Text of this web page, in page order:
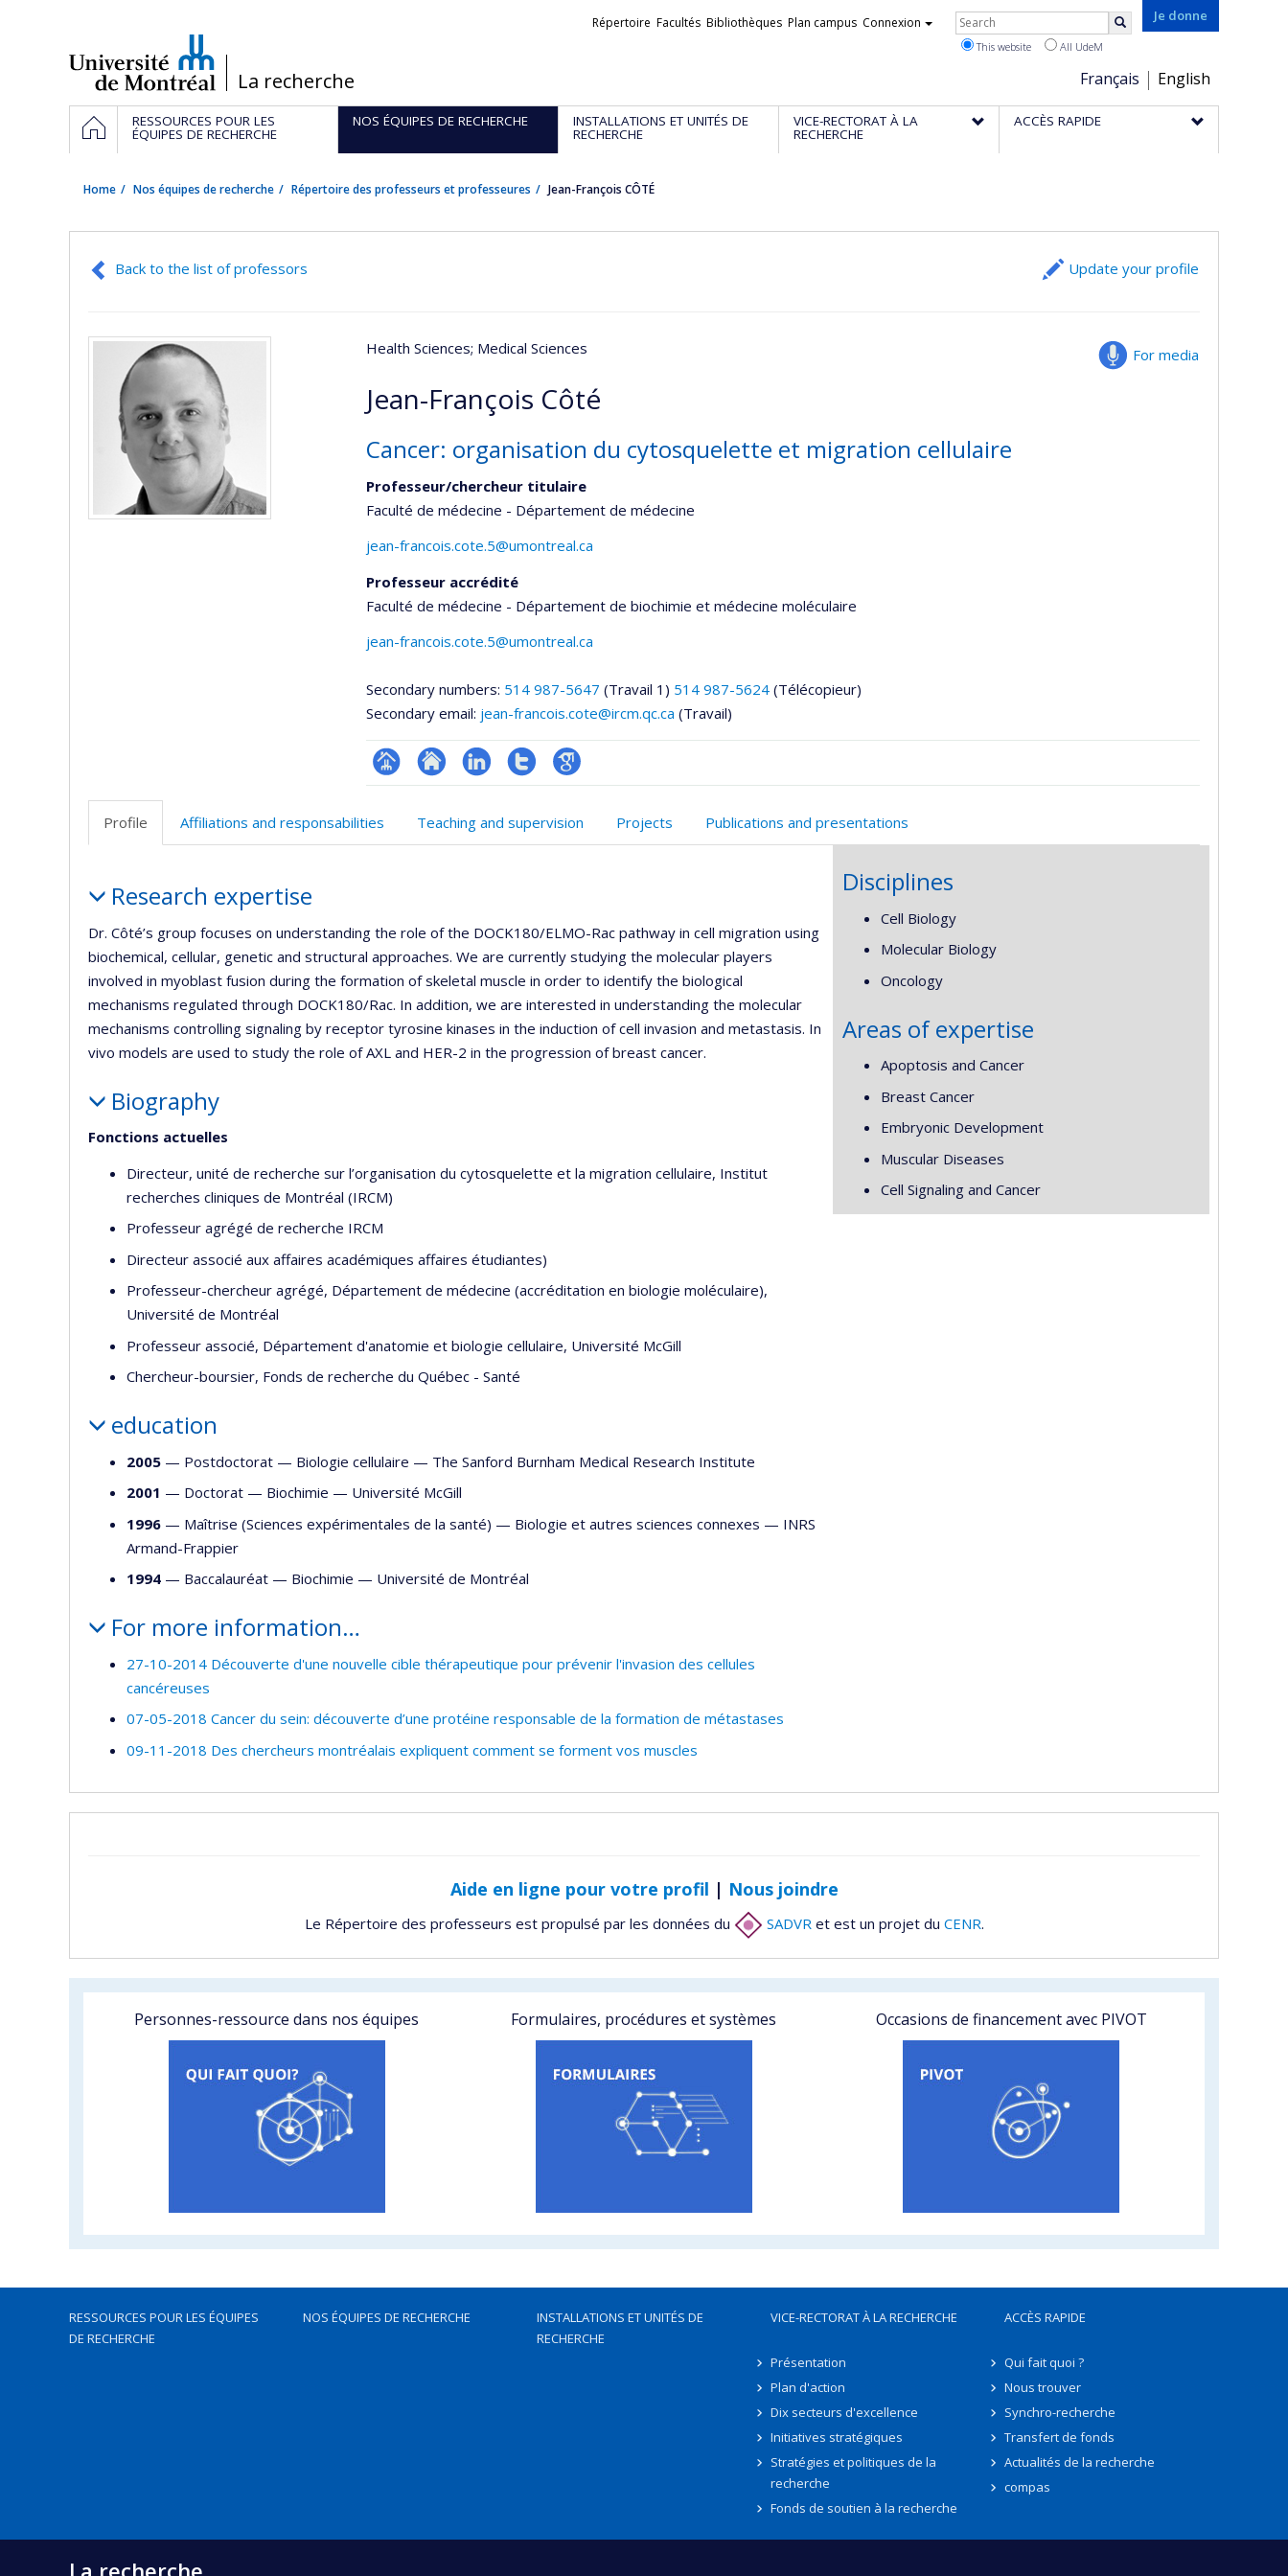
/La recherche
Je donne
Choix
de
la
Français English
Liens
Répertoire Facultés Bibliothèques Plan campus Connexion Rechercher
This website All UdeM
Navigation
principale
HOMERESSOURCES POUR LES
ÉQUIPES DE RECHERCHE
NOS ÉQUIPES DE RECHERCHE INSTALLATIONS ET UNITÉS DE
RECHERCHE
VICE-RECTORAT À LA
RECHERCHE
ACCÈS RAPIDE
Home Nos équipes de recherche Répertoire des professeurs et professeures Jean-François CÔTÉ
Back to the list of professors Update your profile
For media
Health Sciences; Medical Sciences
Jean-François Côté
Cancer: organisation du cytosquelette et migration cellulaire
Professeur/chercheur titulaire
Faculté de médecine - Département de médecine
jean-francois.cote.5@umontreal.ca
Professeur accrédité
Faculté de médecine - Département de biochimie et médecine moléculaire
jean-francois.cote.5@umontreal.ca
Secondary numbers: 514 987-5647 (Travail 1) 514 987-5624 (Télécopieur)
Secondary email: jean-francois.cote@ircm.qc.ca (Travail)
Page
(faculté,département,école)
Site
LinkedInCompteGoogle
Profile Affiliations and responsabilities Teaching and supervision Projects Publications and presentations
Research expertise
Dr. Côté’s group focuses on understanding the role of the DOCK180/ELMO-Rac pathway in cell migration using
biochemical, cellular, genetic and structural approaches. We are currently studying the molecular players
involved in myoblast fusion during the formation of skeletal muscle in order to identify the biological
mechanisms regulated through DOCK180/Rac. In addition, we are interested in understanding the molecular
mechanisms controlling signaling by receptor tyrosine kinases in the induction of cell invasion and metastasis. In
vivo models are used to study the role of AXL and HER-2 in the progression of breast cancer.
Biography
Fonctions actuelles
Directeur, unité de recherche sur l’organisation du cytosquelette et la migration cellulaire, Institut
recherches cliniques de Montréal (IRCM)
Professeur agrégé de recherche IRCM
Directeur associé aux affaires académiques affaires étudiantes)
Professeur-chercheur agrégé, Département de médecine (accréditation en biologie moléculaire),
Université de Montréal
Professeur associé, Département d'anatomie et biologie cellulaire, Université McGill
Chercheur-boursier, Fonds de recherche du Québec - Santé
education
2005 — Postdoctorat — Biologie cellulaire — The Sanford Burnham Medical Research Institute
2001 — Doctorat — Biochimie — Université McGill
1996 — Maîtrise (Sciences expérimentales de la santé) — Biologie et autres sciences connexes — INRS
Armand-Frappier
1994 — Baccalauréat — Biochimie — Université de Montréal
For more information…
27-10-2014 Découverte d'une nouvelle cible thérapeutique pour prévenir l'invasion des cellules
cancéreuses
07-05-2018 Cancer du sein: découverte d’une protéine responsable de la formation de métastases
09-11-2018 Des chercheurs montréalais expliquent comment se forment vos muscles
Disciplines
Cell Biology
Molecular Biology
Oncology
Areas of expertise
Apoptosis and Cancer
Breast Cancer
Embryonic Development
Muscular Diseases
Cell Signaling and Cancer
Aide en ligne pour votre profil | Nous joindre
Le Répertoire des professeurs est propulsé par les données du SADVR et est un projet du CENR.
Personnes-ressource dans nos équipes Formulaires, procédures et systèmes Occasions de financement avec PIVOT
RESSOURCES POUR LES ÉQUIPES
DE RECHERCHE
NOS ÉQUIPES DE RECHERCHE
INSTALLATIONS ET UNITÉS DE
RECHERCHE
VICE-RECTORAT À LA RECHERCHE
Présentation
Plan d'action
Dix secteurs d'excellence
Initiatives stratégiques
Stratégies et politiques de la
recherche
Fonds de soutien à la recherche
ACCÈS RAPIDE
Qui fait quoi ?
Nous trouver
Synchro-recherche
Transfert de fonds
Actualités de la recherche
compas
La recherche